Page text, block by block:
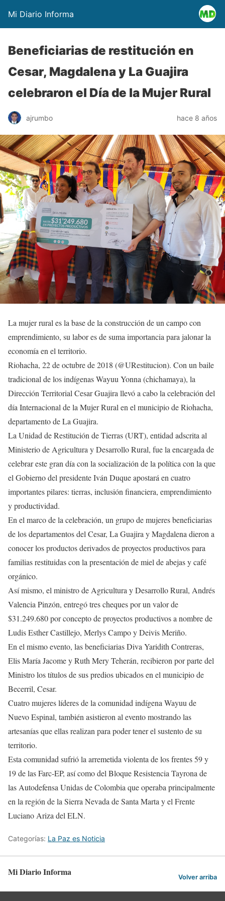
Mi Diario Informa
Beneficiarias de restitución en
Cesar, Magdalena y La Guajira
celebraron el Día de la Mujer Rural
ajrumbo hace 8 años
La mujer rural es la base de la construcción de un campo con
emprendimiento, su labor es de suma importancia para jalonar la
economía en el territorio.
Riohacha, 22 de octubre de 2018 (@URestitucion). Con un baile
tradicional de los indígenas Wayuu Yonna (chichamaya), la
Dirección Territorial Cesar Guajira llevó a cabo la celebración del
día Internacional de la Mujer Rural en el municipio de Riohacha,
departamento de La Guajira.
La Unidad de Restitución de Tierras (URT), entidad adscrita al
Ministerio de Agricultura y Desarrollo Rural, fue la encargada de
celebrar este gran día con la socialización de la política con la que
el Gobierno del presidente Iván Duque apostará en cuatro
importantes pilares: tierras, inclusión financiera, emprendimiento
y productividad.
En el marco de la celebración, un grupo de mujeres beneficiarias
de los departamentos del Cesar, La Guajira y Magdalena dieron a
conocer los productos derivados de proyectos productivos para
familias restituidas con la presentación de miel de abejas y café
orgánico.
Así mismo, el ministro de Agricultura y Desarrollo Rural, Andrés
Valencia Pinzón, entregó tres cheques por un valor de
$31.249.680 por concepto de proyectos productivos a nombre de
Ludis Esther Castillejo, Merlys Campo y Deivis Meriño.
En el mismo evento, las beneficiarias Diva Yaridith Contreras,
Elis María Jacome y Ruth Mery Teherán, recibieron por parte del
Ministro los títulos de sus predios ubicados en el municipio de
Becerril, Cesar.
Cuatro mujeres líderes de la comunidad indígena Wayuu de
Nuevo Espinal, también asistieron al evento mostrando las
artesanías que ellas realizan para poder tener el sustento de su
territorio.
Esta comunidad sufrió la arremetida violenta de los frentes 59 y
19 de las Farc-EP, así como del Bloque Resistencia Tayrona de
las Autodefensa Unidas de Colombia que operaba principalmente
en la región de la Sierra Nevada de Santa Marta y el Frente
Luciano Ariza del ELN.
Categorías: La Paz es Noticia
Mi Diario Informa Volver arriba